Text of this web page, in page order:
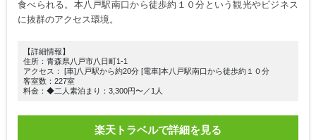
食べられる。本八戸駅南口から徒歩約１０分という観光やビジネス
に抜群のアクセス環境。
【詳細情報】
住所：青森県八戸市八日町1-1
アクセス： [車]八戸駅から約20分 [電車]本八戸駅南口から徒歩約１０分
客室数：227室
料金：◆二人素泊まり：3,300円〜／1人
楽天トラベルで詳細を見る